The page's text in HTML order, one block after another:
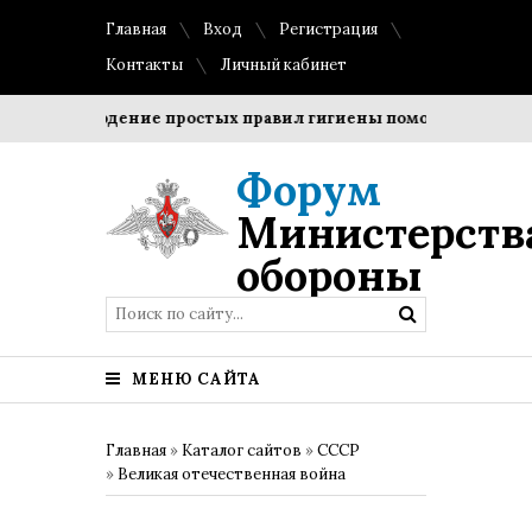
Главная Вход
Регистрация
Контакты
Личный кабинет
Соблюдение простых правил гигиены помогает
Форум
обороны
МЕНЮ САЙТА
Главная » Каталог сайтов »СССР
» Великая отечественная война